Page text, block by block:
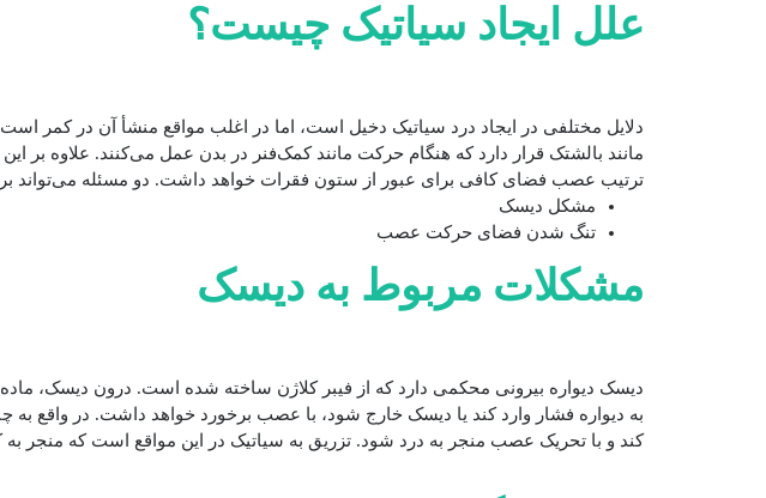
علل ایجاد سیاتیک چیست؟
دلایل مختلفی در ایجاد درد سیاتیک دخیل است، اما در اغلب مواقع منشأ آن در
مانند بالشتک قرار دارد که هنگام حرکت مانند کمک‌فنر در بدن عمل می‌کنند. علاوه بر
ترتیب عصب فضای کافی برای عبور از ستون فقرات خواهد داشت. دو مسئله می‌تواند بر
مشکل دیسک
تنگ شدن فضای حرکت عصب
مشکلات مربوط به دیسک
دیسک دیواره بیرونی محکمی دارد که از فیبر کلاژن ساخته شده است. درون
به دیواره فشار وارد کند یا دیسک خارج شود، با عصب برخورد خواهد داشت. در واقع
کند و با تحریک عصب منجر به درد شود. تزریق به سیاتیک در این مواقع است که منجر